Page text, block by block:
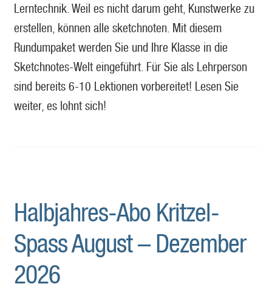
Lerntechnik. Weil es nicht darum geht, Kunstwerke zu
erstellen, können alle sketchnoten. Mit diesem
Rundumpaket werden Sie und Ihre Klasse in die
Sketchnotes-Welt eingeführt. Für Sie als Lehrperson
sind bereits 6-10 Lektionen vorbereitet! Lesen Sie
weiter, es lohnt sich!
Halbjahres-Abo Kritzel-
Spass August – Dezember
2026